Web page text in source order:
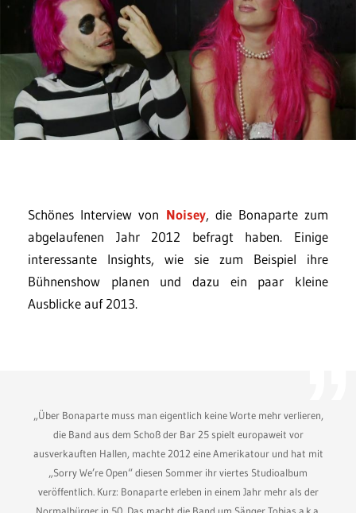
Schönes Interview von Noisey, die Bonaparte zum
abgelaufenen Jahr 2012 befragt haben. Einige
interessante Insights, wie sie zum Beispiel ihre
Bühnenshow planen und dazu ein paar kleine
Ausblicke auf 2013.
„Über Bonaparte muss man eigentlich keine Worte mehr verlieren,
die Band aus dem Schoß der Bar 25 spielt europaweit vor
ausverkauften Hallen, machte 2012 eine Amerikatour und hat mit
„Sorry We’re Open“ diesen Sommer ihr viertes Studioalbum
veröffentlich. Kurz: Bonaparte erleben in einem Jahr mehr als der